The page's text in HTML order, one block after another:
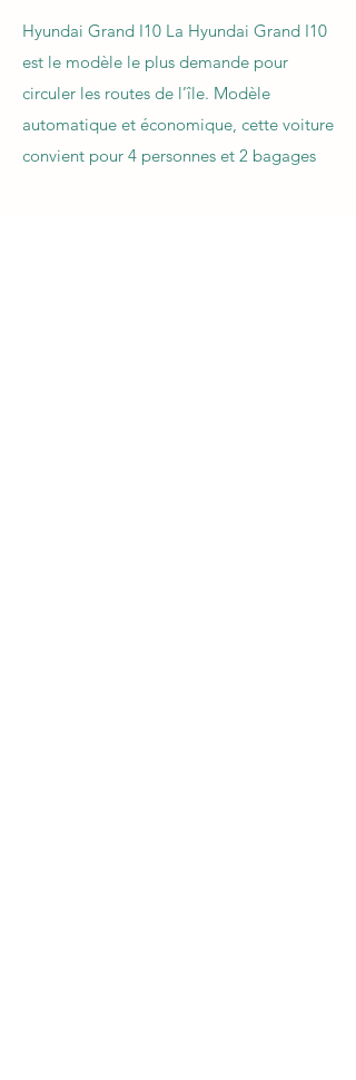
Hyundai Grand I10 La Hyundai Grand I10
est le modèle le plus demande pour
circuler les routes de l’île. Modèle
automatique et économique, cette voiture
convient pour 4 personnes et 2 bagages ​